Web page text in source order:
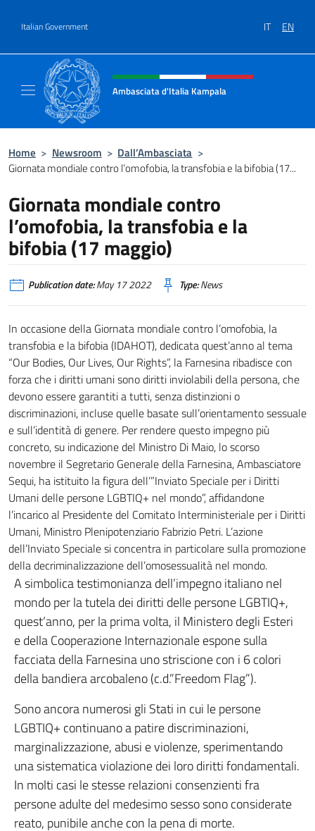
Italian Government IT EN
Header, social and menu of site
Ambasciata d'Italia Kampala
Home > Newsroom > Dall’Ambasciata >
Giornata mondiale contro l’omofobia, la transfobia e la bifobia (17...
Giornata mondiale contro
l’omofobia, la transfobia e la
bifobia (17 maggio)
Publication date:May 17 2022 Type:News
In occasione della Giornata mondiale contro l’omofobia, la
transfobia e la bifobia (IDAHOT), dedicata quest’anno al tema
“Our Bodies, Our Lives, Our Rights”, la Farnesina ribadisce con
forza che i diritti umani sono diritti inviolabili della persona, che
devono essere garantiti a tutti, senza distinzioni o
discriminazioni, incluse quelle basate sull’orientamento sessuale
e sull’identità di genere. Per rendere questo impegno più
concreto, su indicazione del Ministro Di Maio, lo scorso
novembre il Segretario Generale della Farnesina, Ambasciatore
Sequi, ha istituito la figura dell’”Inviato Speciale per i Diritti
Umani delle persone LGBTIQ+ nel mondo”, affidandone
l’incarico al Presidente del Comitato Interministeriale per i Diritti
Umani, Ministro Plenipotenziario Fabrizio Petri. L’azione
dell’Inviato Speciale si concentra in particolare sulla promozione
della decriminalizzazione dell’omosessualità nel mondo.
A simbolica testimonianza dell’impegno italiano nel
mondo per la tutela dei diritti delle persone LGBTIQ+,
quest’anno, per la prima volta, il Ministero degli Esteri
e della Cooperazione Internazionale espone sulla
facciata della Farnesina uno striscione con i 6 colori
della bandiera arcobaleno (c.d.”Freedom Flag”).
Sono ancora numerosi gli Stati in cui le persone
LGBTIQ+ continuano a patire discriminazioni,
marginalizzazione, abusi e violenze, sperimentando
una sistematica violazione dei loro diritti fondamentali.
In molti casi le stesse relazioni consenzienti fra
persone adulte del medesimo sesso sono considerate
reato, punibile anche con la pena di morte.